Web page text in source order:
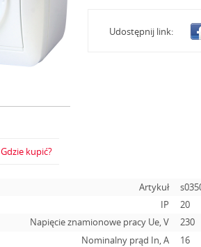
Udostępnij link:
Artykuł
IP
20
Napięcie znamionowe pracy Ue, V
230
Nominalny prąd In, А
16
Gdzie kupić?